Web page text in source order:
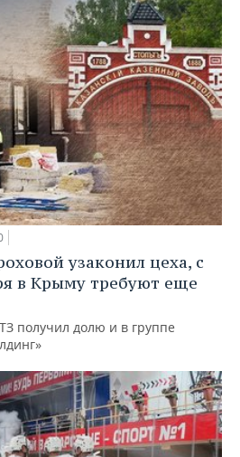
узаконил цеха, с
в Крыму требуют еще
получил долю и в группе